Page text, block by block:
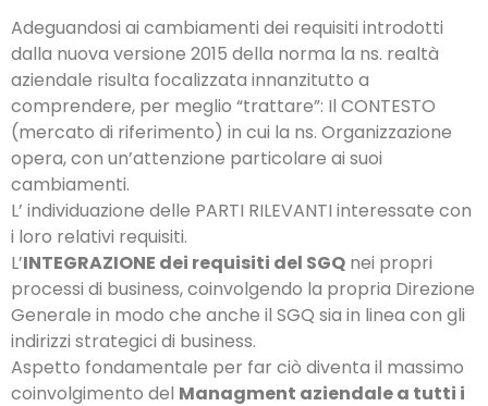
Adeguandosi ai cambiamenti dei requisiti introdotti
dalla nuova versione 2015 della norma la ns. realtà
aziendale risulta focalizzata innanzitutto a
comprendere, per meglio “trattare”: Il CONTESTO
(mercato di riferimento) in cui la ns. Organizzazione
opera, con un’attenzione particolare ai suoi
cambiamenti.
L’ individuazione delle PARTI RILEVANTI interessate con
i loro relativi requisiti.
L’INTEGRAZIONE dei requisiti del SGQ nei propri
processi di business, coinvolgendo la propria Direzione
Generale in modo che anche il SGQ sia in linea con gli
indirizzi strategici di business.
Aspetto fondamentale per far ciò diventa il massimo
coinvolgimento del Managment aziendale a tutti i